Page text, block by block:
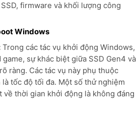
firmware và khối lượng công
Windows
Trong các tác vụ khởi động Windows,
sự khác biệt giữa SSD Gen4 và
ràng. Các tác vụ này phụ thuộc
tốc độ tối đa. Một số thử nghiệm
về thời gian khởi động là không đáng